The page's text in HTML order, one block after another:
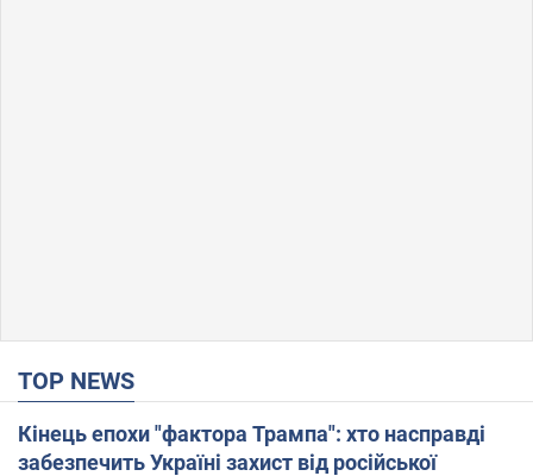
TOP NEWS
Кінець епохи "фактора Трампа": хто насправді
забезпечить Україні захист від російської